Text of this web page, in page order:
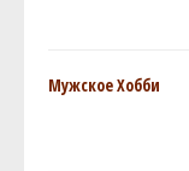
Мужское Хобби